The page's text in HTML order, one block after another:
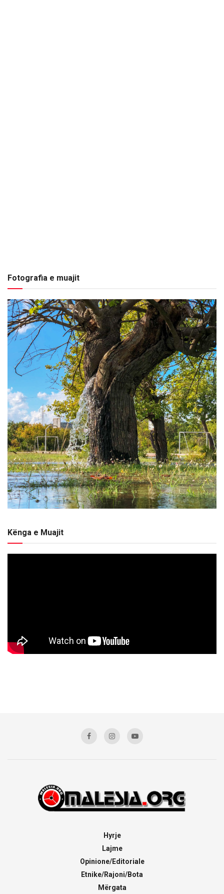
Fotografia e muajit
Kënga e Muajit
Hyrje
Lajme
Opinione/Editoriale
Etnike/Rajoni/Bota
Mërgata